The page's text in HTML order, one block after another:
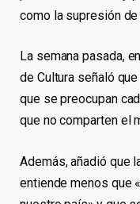
como la supresión
La semana pasada,
de Cultura señaló
que se preocupan
que no comparten el
Además, añadió que
entiende menos que